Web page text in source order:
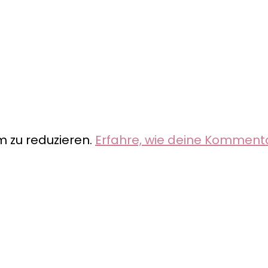
zu reduzieren. Erfahre, wie deine